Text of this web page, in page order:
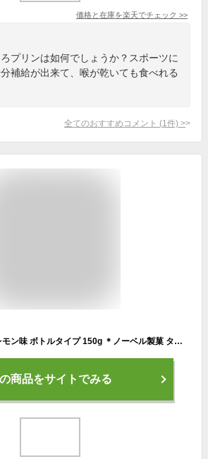
価格と在庫を楽天でチェック >>
プリンは如何でしょうか？スポーツに
補給が出来て、喉が乾いても食べれる
全てのおすすめコメント (1 件) >
VC3000 タブレット レモン味 ボトルタイプ 150g ＊ノーベル製菓 タブレット菓子 ラムネ菓子
商品をサイトでみる